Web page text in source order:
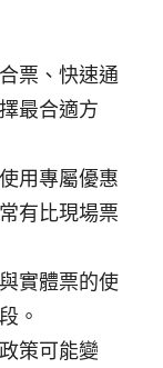
票、快速通
最合適方
用專屬優惠
有比現場票
實體票的使
。
策可能變